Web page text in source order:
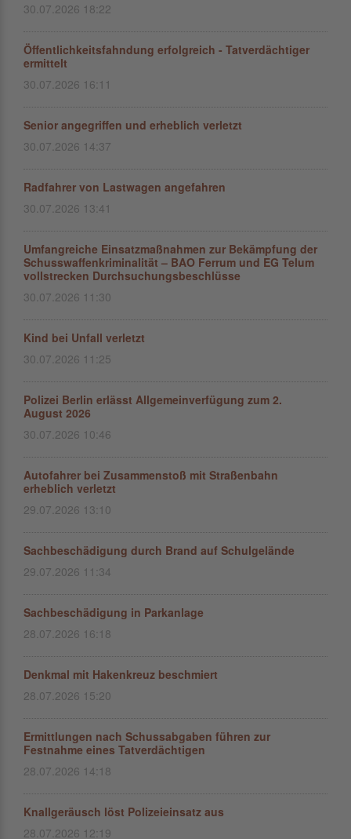
30.07.2026 18:22
Öffentlichkeitsfahndung erfolgreich - Tatverdächtiger
ermittelt
30.07.2026 16:11
Senior angegriffen und erheblich verletzt
30.07.2026 14:37
Radfahrer von Lastwagen angefahren
30.07.2026 13:41
Umfangreiche Einsatzmaßnahmen zur Bekämpfung der
Schusswaffenkriminalität – BAO Ferrum und EG Telum
vollstrecken Durchsuchungsbeschlüsse
30.07.2026 11:30
Kind bei Unfall verletzt
30.07.2026 11:25
Polizei Berlin erlässt Allgemeinverfügung zum 2.
August 2026
30.07.2026 10:46
Autofahrer bei Zusammenstoß mit Straßenbahn
erheblich verletzt
29.07.2026 13:10
Sachbeschädigung durch Brand auf Schulgelände
29.07.2026 11:34
Sachbeschädigung in Parkanlage
28.07.2026 16:18
Denkmal mit Hakenkreuz beschmiert
28.07.2026 15:20
Ermittlungen nach Schussabgaben führen zur
Festnahme eines Tatverdächtigen
28.07.2026 14:18
Knallgeräusch löst Polizeieinsatz aus
28.07.2026 12:19